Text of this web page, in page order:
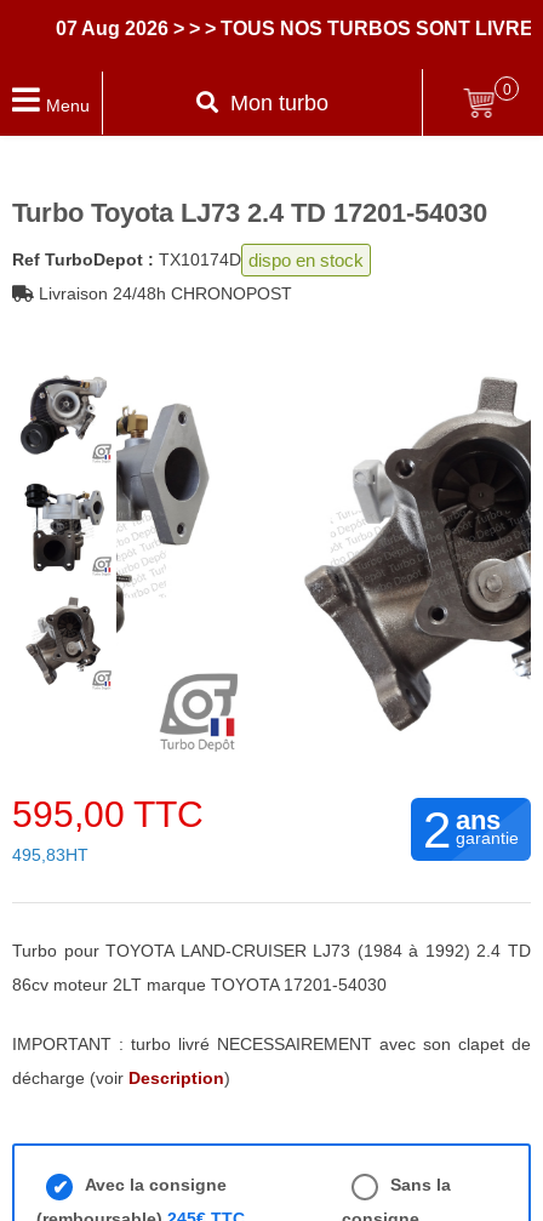
07 Aug 2026 > > > TOUS NOS TURBOS SONT LIVRES
Menu Mon turbo
0
Turbo Toyota LJ73 2.4 TD 17201-54030
Ref TurboDepot : TX10174D dispo en stock
Livraison 24/48h CHRONOPOST
595,00 TTC
495,83HT 2 ans
garantie
Turbo pour TOYOTA LAND-CRUISER LJ73 (1984 à 1992) 2.4 TD
86cv moteur 2LT marque TOYOTA 17201-54030
IMPORTANT : turbo livré NECESSAIREMENT avec son clapet de
décharge (voir Description)
Avec la consigne
Sans la